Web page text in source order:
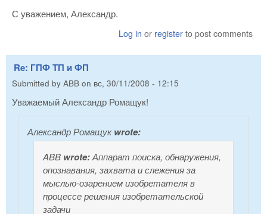
С уважением, Александр.
Log in or register to post comments
Re: ГПФ ТП и ФП
Submitted by ABB on вс, 30/11/2008 - 12:15
Уважаемый Александр Ромащук!
Александр Ромащукwrote:
ABB wrote:Аппарат поиска, обнаружения,
опознавания, захвата и слежения за
мыслью-озарением изобретателя в
процессе решения изобретательской
задачи